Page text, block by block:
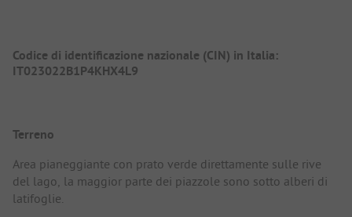
Codice di identificazione nazionale (CIN) in Italia:
IT023022B1P4KHX4L9
Terreno
Area pianeggiante con prato verde direttamente sulle rive
del lago, la maggior parte dei piazzole sono sotto alberi di
latifoglie.